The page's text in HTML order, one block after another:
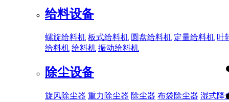
给料设备
螺旋给料机 板式给料机 圆盘给料机 定量给料机 叶
给料机 给料机 振动给料机
除尘设备
旋风除尘器 重力除尘器 除尘器 布袋除尘器 湿式降